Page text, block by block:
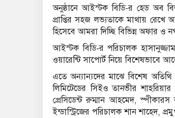
অনুষ্ঠানে আইস্টক বিডি-র হেড অব
প্রাপ্তির সহজ লভ্যতাকে মাথায় রেখে
হিসেবে আমরা দিচ্ছি বিভিন্ন অফার ও
আইস্টক বিডি-র পরিচালক
ওয়ারেন্টি সাপোর্ট নিয়ে বিশেষভাবে
এতে অন্যান্যদের মাঝে বিশেষ অতিথি
লিমিটেডের সিইও তানভীর
প্রেসিডেন্ট রুম্মান আহমেদ,
ইন্ডাস্ট্রিজের পরিচালক শান শাহেদ,